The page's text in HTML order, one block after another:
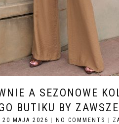
A SEZONOWE
BUTIKU BY
20 MAJA 2026 NO COMMENTS